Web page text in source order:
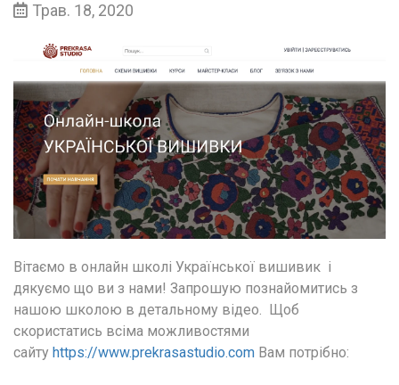
Трав. 18, 2020
Вітаємо в онлайн школі Української вишивик  і
дякуємо що ви з нами! Запрошую познайомитись з
нашою школою в детальному відео.  Щоб
скористатись всіма можливостями
сайту https://www.prekrasastudio.com Вам потрібно: